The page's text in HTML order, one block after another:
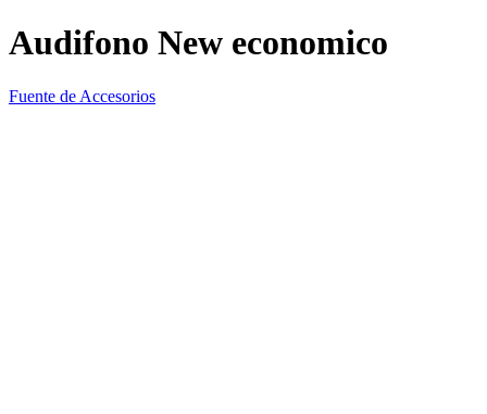
Audifono New economico
Fuente de Accesorios